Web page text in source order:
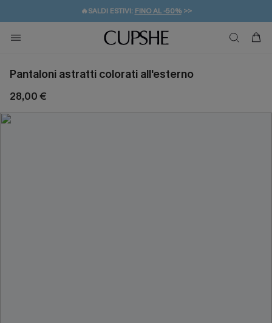
🔥SALDI ESTIVI: FINO AL -50%>>
🚚SPEDIZIONE GRATUITA DA 49€
💌REGALO PER I NUOVI: 20% DI SCONTO*
Pantaloni astratti colorati all'esterno
28,00 €